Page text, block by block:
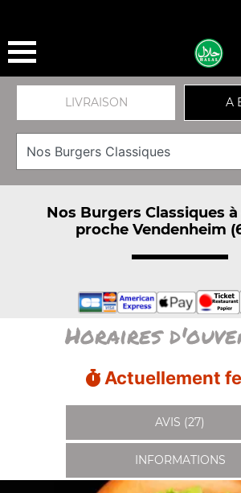
LIVRAISON A
Nos Burgers Classiques
proche Vendenheim
Horaires
Actuellement
AVIS (27)
INFORMATIONS